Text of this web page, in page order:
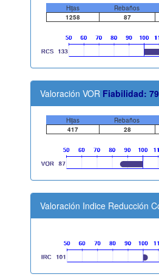
Hijas Rebaños
1258
87
Valoración VOR Fiabilidad:
Hijas Rebaños
417
28
Valoración Indice Reducción